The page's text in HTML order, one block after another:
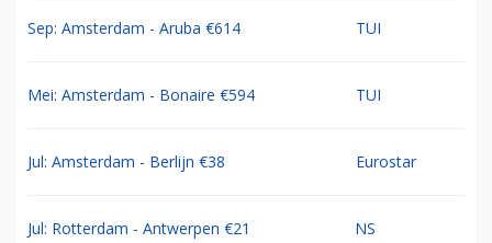
Sep: Amsterdam - Aruba €614 TUI
Mei: Amsterdam - Bonaire €594 TUI
Jul: Amsterdam - Berlijn €38 Eurostar
Jul: Rotterdam - Antwerpen €21 NS